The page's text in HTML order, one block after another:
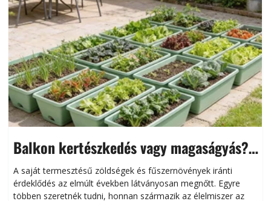
Balkon kertészkedés vagy magaságyás?
Helytakarékos kertészkedés
A saját termesztésű zöldségek és fűszernövények iránti
érdeklődés az elmúlt években látványosan megnőtt. Egyre
többen szeretnék tudni, honnan származik az élelmiszer az